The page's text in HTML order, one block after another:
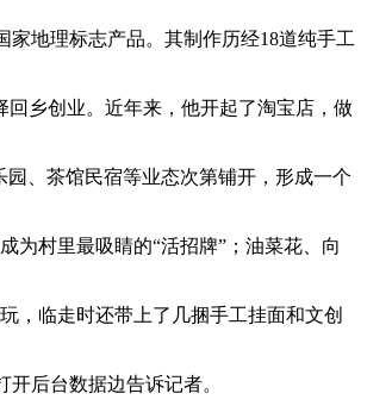
地理标志产品。其制作历经18道纯手工
回乡创业。近年来，他开起了淘宝店，做
、茶馆民宿等业态次第铺开，形成一个
为村里最吸睛的“活招牌”；油菜花、向
，临走时还带上了几捆手工挂面和文创
后台数据边告诉记者。